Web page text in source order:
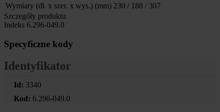
Wymiary (dł. x szer. x wys.) (mm) 230 / 188 / 307
Szczegóły produktu
Indeks 6.296-049.0
Specyficzne kody
Identyfikator
Id: 3340
Kod: 6.296-049.0